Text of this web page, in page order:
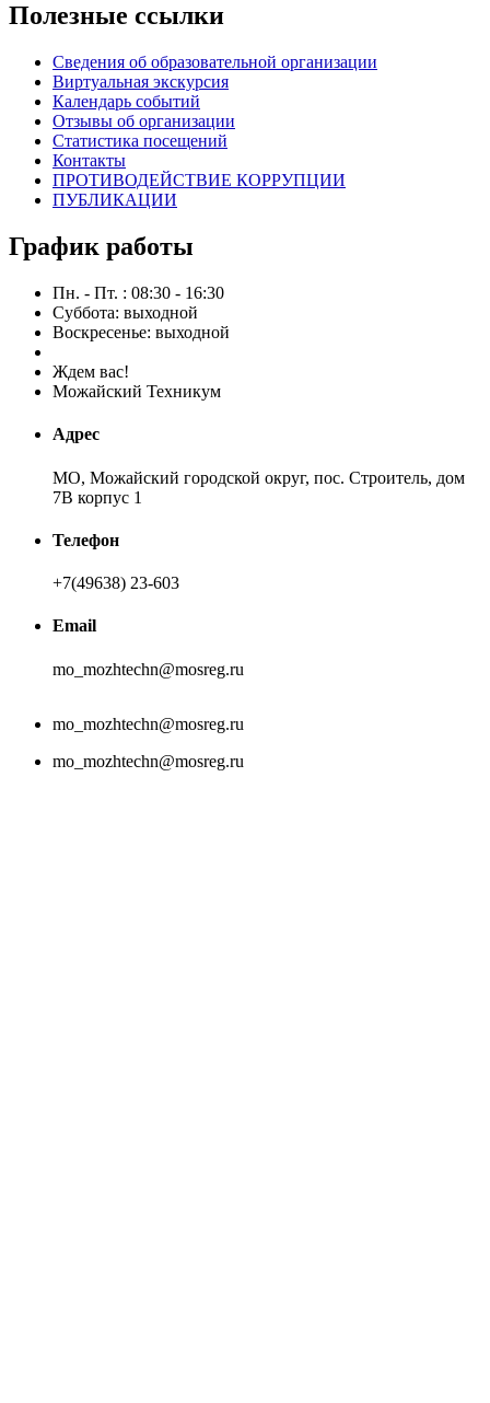
Полезные ссылки
Сведения об образовательной организации
Виртуальная экскурсия
Календарь событий
Отзывы об организации
Статистика посещений
Контакты
ПРОТИВОДЕЙСТВИЕ КОРРУПЦИИ
ПУБЛИКАЦИИ
График работы
Пн. - Пт. : 08:30 - 16:30
Суббота: выходной
Воскресенье: выходной
Ждем вас!
Можайский Техникум
Адрес
МО, Можайский городской округ, пос. Строитель, дом
7В корпус 1
Телефон
+7(49638) 23-603
Email
mo_mozhtechn@mosreg.ru
mo_mozhtechn@mosreg.ru
mo_mozhtechn@mosreg.ru